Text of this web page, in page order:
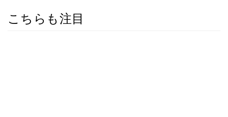
こちらも注目